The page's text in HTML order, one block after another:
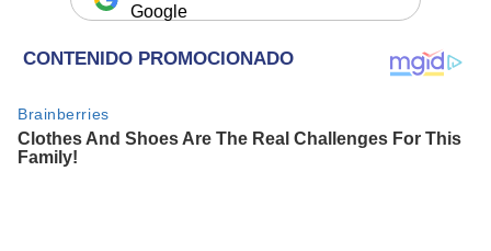
Google